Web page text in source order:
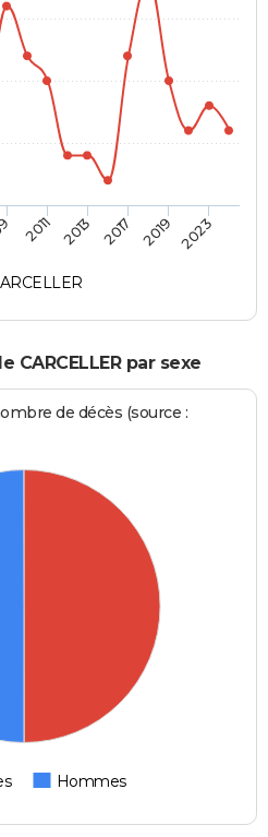
2011 2013 2017 2019 2023
par sexe
de décès (source :
Hommes